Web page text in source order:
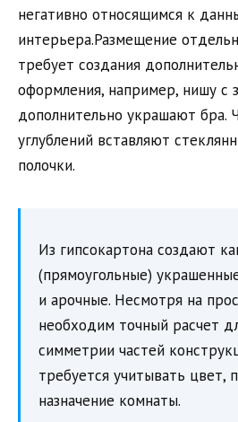
негативно относящимся к
интерьера.Размещение
требует создания
оформления, например, нишу с
дополнительно украшают бра.
углублений вставляют
полочки.
Из гипсокартона создают
(прямоугольные)
и арочные. Несмотря на
необходим точный расчет
симметрии частей
требуется учитывать цвет,
назначение комнаты.